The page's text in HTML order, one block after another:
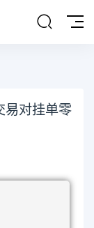
易对挂单零